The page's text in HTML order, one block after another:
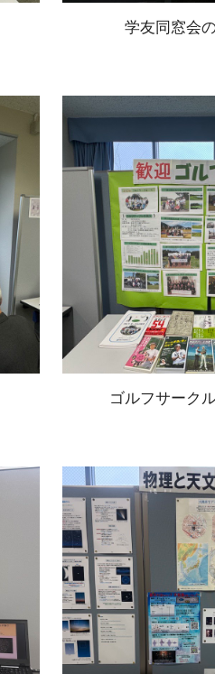
学友同窓会
ゴルフサーク